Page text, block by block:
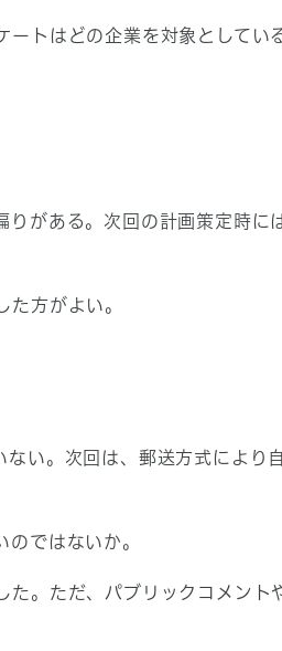
トはどの企業を対象としてい
がある。次回の計画策定時に
方がよい。
い。次回は、郵送方式により
ではないか。
た。ただ、パブリックコメント